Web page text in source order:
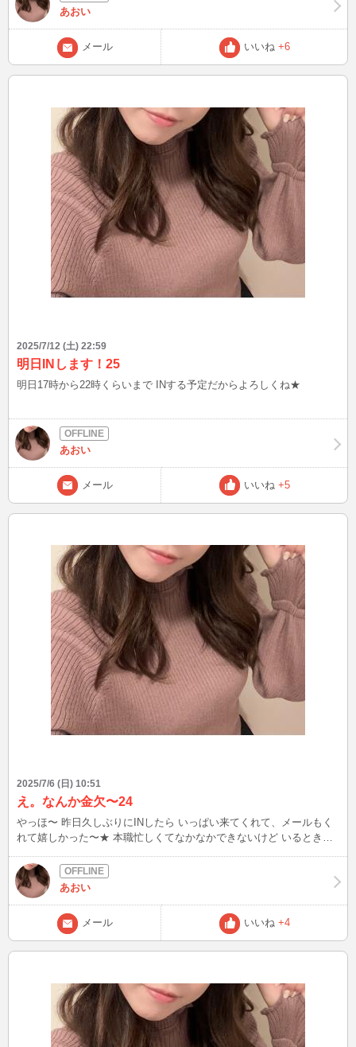
ない。バイバイ
あおい
メール いいね +6
2025/7/12 (土) 22:59
明日INします！25
明日17時から22時くらいまで INする予定だからよろしくね★
あおい
メール いいね +5
2025/7/6 (日) 10:51
え。なんか金欠〜24
やっほ〜 昨日久しぶりにINしたら いっぱい来てくれて、メールもく
れて嬉しかった〜★ 本職忙しくてなかなかできないけど いるときは
あおい
メール いいね +4